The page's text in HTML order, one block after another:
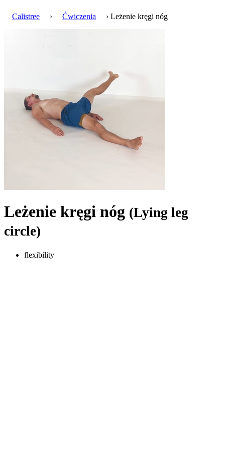
Calistree › Ćwiczenia › Leżenie kręgi nóg
Leżenie kręgi nóg (Lying leg
circle)
flexibility